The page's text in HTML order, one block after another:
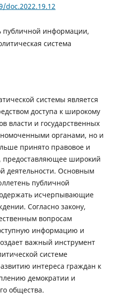
doc.2022.19.12
публичной информации,
система
системы является
доступа к широкому
власти и государственных
органами, но и
принято правовое и
предоставляющее широкий
деятельности. Основным
публичной
исчерпывающие
Согласно закону,
вопросам
информацию и
важный инструмент
системе
интереса граждан к
демократии и
общества.